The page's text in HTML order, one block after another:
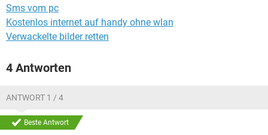
Sms vom pc
Kostenlos internet auf handy ohne wlan
Verwackelte bilder retten
4 Antworten
ANTWORT 1 / 4
Beste Antwort